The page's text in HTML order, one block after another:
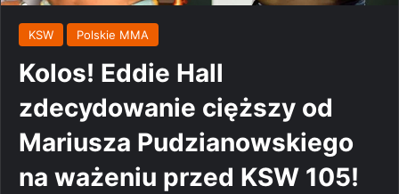
KSW Polskie MMA
Kolos! Eddie Hall
zdecydowanie cięższy od
Mariusza Pudzianowskiego
na ważeniu przed KSW 105!